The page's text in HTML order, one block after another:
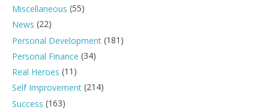
Miscellaneous (55)
News (22)
Personal Development (181)
Personal Finance (34)
Real Heroes (11)
Self Improvement (214)
Success (163)